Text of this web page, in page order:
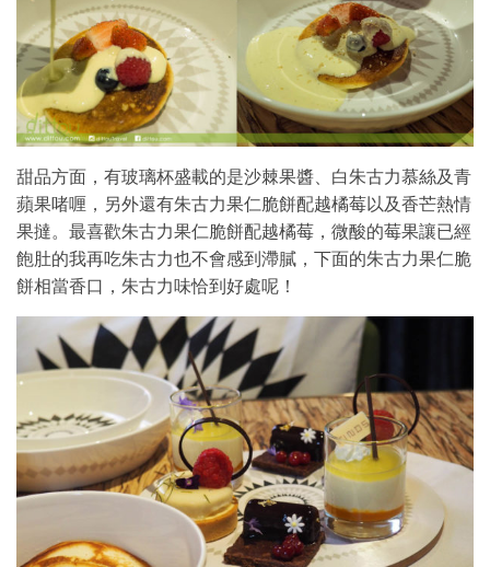
甜品方面，有玻璃杯盛載的是沙棘果醬、白朱古力慕絲及青
蘋果啫喱，另外還有朱古力果仁脆餅配越橘莓以及香芒熱情
果撻。最喜歡朱古力果仁脆餅配越橘莓，微酸的莓果讓已經
飽肚的我再吃朱古力也不會感到滯膩，下面的朱古力果仁脆
餅相當香口，朱古力味恰到好處呢！